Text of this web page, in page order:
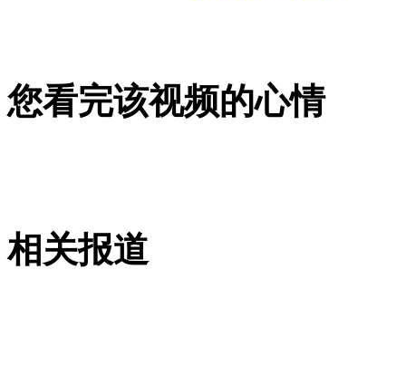
16岁少年微博炫私人飞机游艇
女孩北京地铁殴打老人 痛下狠手拳打脚踢
您看完该视频的心情
相关报道